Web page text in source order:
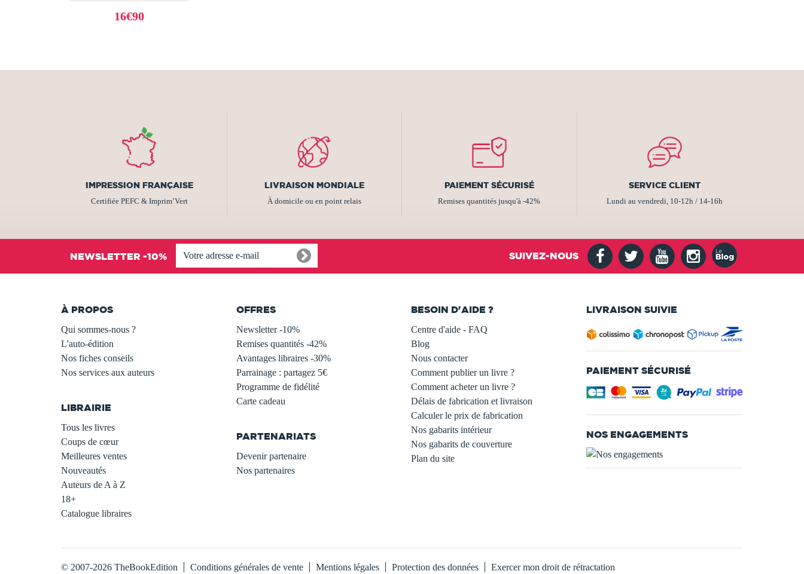
16€90
IMPRESSION FRANÇAISE
Certifiée PEFC & Imprim’Vert
LIVRAISON MONDIALE
À domicile ou en point relais
PAIEMENT SÉCURISÉ
Remises quantités jusqu'à -42%
SERVICE CLIENT
Lundi au vendredi, 10-12h / 14-16h
NEWSLETTER -10% SUIVEZ-NOUS
À PROPOS
Qui sommes-nous ?
L'auto-édition
Nos fiches conseils
Nos services aux auteurs
LIBRAIRIE
Tous les livres
Coups de cœur
Meilleures ventes
Nouveautés
Auteurs de A à Z
18+
Catalogue libraires
OFFRES
Newsletter -10%
Remises quantités -42%
Avantages libraires -30%
Parrainage : partagez 5€
Programme de fidélité
Carte cadeau
PARTENARIATS
Devenir partenaire
Nos partenaires
BESOIN D'AIDE ?
Centre d'aide - FAQ
Blog
Nous contacter
Comment publier un livre ?
Comment acheter un livre ?
Délais de fabrication et livraison
Calculer le prix de fabrication
Nos gabarits intérieur
Nos gabarits de couverture
Plan du site
LIVRAISON SUIVIE
PAIEMENT SÉCURISÉ
NOS ENGAGEMENTS
© 2007-2026 TheBookEdition Conditions générales de vente Mentions légales Protection des données Exercer mon droit de rétractation